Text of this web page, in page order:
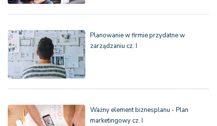
Planowanie w firmie przydatne w
zarządzaniu cz. I
Ważny element biznesplanu - Plan
marketingowy cz. I